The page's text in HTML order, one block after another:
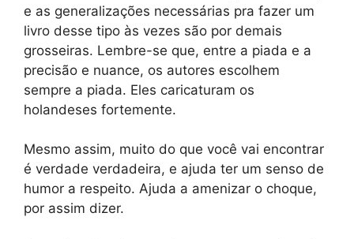
e as generalizações necessárias pra fazer um
livro desse tipo às vezes são por demais
grosseiras. Lembre-se que, entre a piada e a
precisão e nuance, os autores escolhem
sempre a piada. Eles caricaturam os
holandeses fortemente.
Mesmo assim, muito do que você vai encontrar
é verdade verdadeira, e ajuda ter um senso de
humor a respeito. Ajuda a amenizar o choque,
por assim dizer.